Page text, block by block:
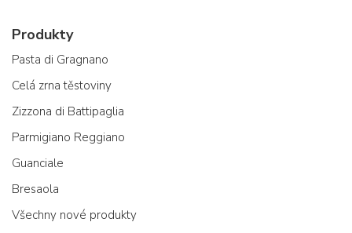
Produkty
Pasta di Gragnano
Celá zrna těstoviny
Zizzona di Battipaglia
Parmigiano Reggiano
Guanciale
Bresaola
Všechny nové produkty